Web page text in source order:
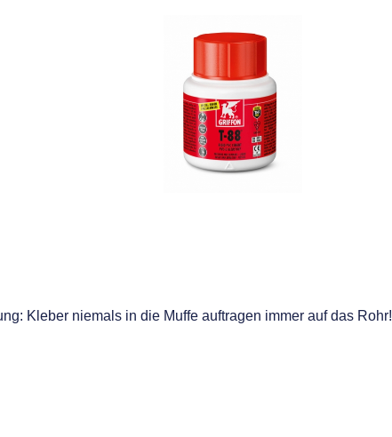
Kleber niemals in die Muffe auftragen immer auf das Rohr!